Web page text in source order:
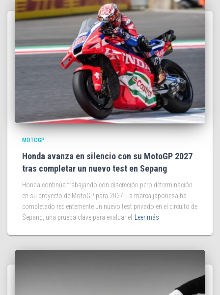
MOTOGP
Honda avanza en silencio con su MotoGP 2027
tras completar un nuevo test en Sepang
Honda continúa trabajando con discreción pero determinación
en su proyecto de MotoGP para 2027. La marca japonesa ha
completado recientemente un nuevo test privado en el circuito de
Sepang, una prueba clave para evaluar el
Leer más